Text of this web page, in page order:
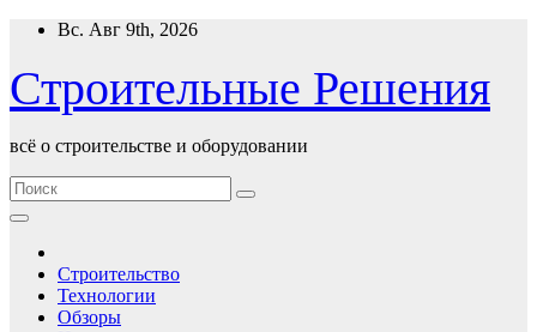
Перейти
содержимому
Вс. Авг 9th, 2026
Строительные Решения
всё о строительстве и оборудовании
Строительство
Технологии
Обзоры